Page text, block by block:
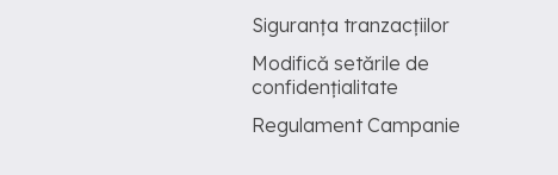
Siguranța tranzacțiilor
Modifică setările de
confidențialitate
Regulament Campanie